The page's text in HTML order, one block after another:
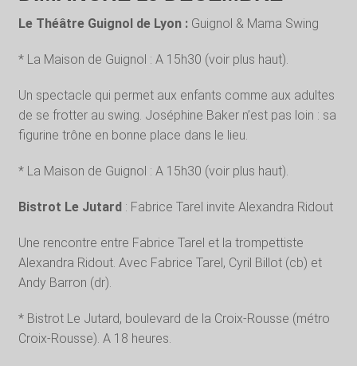
Le Théâtre Guignol de Lyon : Guignol & Mama Swing
* La Maison de Guignol : A 15h30 (voir plus haut).
Un spectacle qui permet aux enfants comme aux adultes
de se frotter au swing. Joséphine Baker n’est pas loin : sa
figurine trône en bonne place dans le lieu.
* La Maison de Guignol : A 15h30 (voir plus haut).
Bistrot Le Jutard : Fabrice Tarel invite Alexandra Ridout
Une rencontre entre Fabrice Tarel et la trompettiste
Alexandra Ridout. Avec Fabrice Tarel, Cyril Billot (cb) et
Andy Barron (dr).
* Bistrot Le Jutard, boulevard de la Croix-Rousse (métro
Croix-Rousse). A 18 heures.